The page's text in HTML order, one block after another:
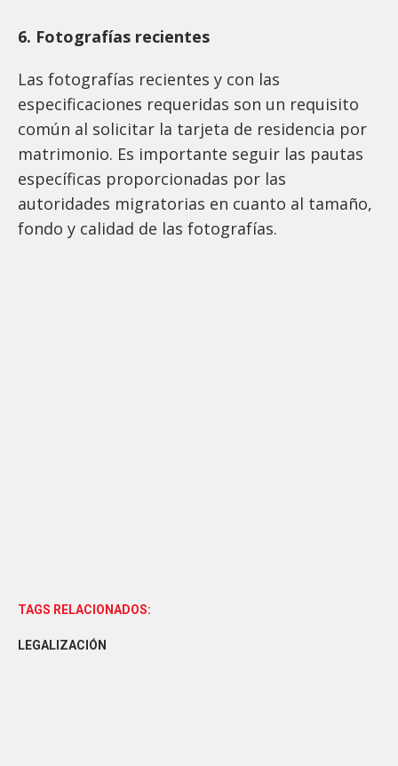
6. Fotografías recientes
Las fotografías recientes y con las
especificaciones requeridas son un requisito
común al solicitar la tarjeta de residencia por
matrimonio. Es importante seguir las pautas
específicas proporcionadas por las
autoridades migratorias en cuanto al tamaño,
fondo y calidad de las fotografías.
TAGS RELACIONADOS:
LEGALIZACIÓN